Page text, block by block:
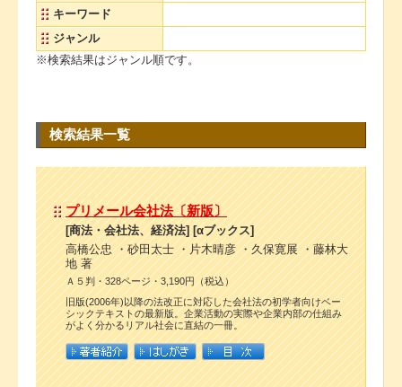
キーワード
ジャンル
※検索結果はジャンル順です。
検索結果一覧
プリメール会社法〔新版〕
[商法・会社法、経済法] [αブックス]
高橋公忠 ・砂田太士 ・片木晴彦 ・久保寛展 ・藤林大
地 著
Ａ５判・328ページ・3,190円（税込）
旧版(2006年)以降の法改正に対応した会社法の初学者向けベー
シックテキストの最新版。企業活動の実際や企業内部の仕組み
がよく分かるリアル社会に直結の一冊。